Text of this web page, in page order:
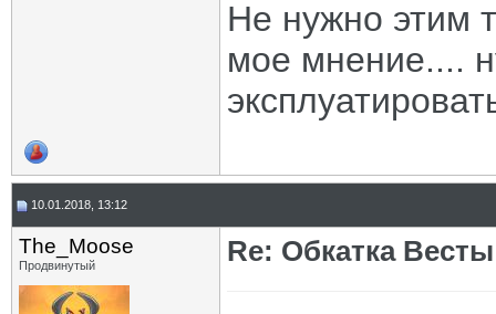
Не нужно этим
мое мнение....
10.01.2018, 13:12
The_Moose
Продвинутый Re: Обкатка Весты